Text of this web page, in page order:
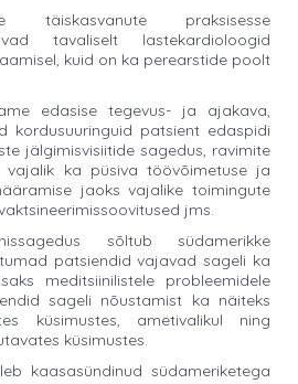
täiskasvanute praksisesse
tavaliselt lastekardioloogid
kuid on ka perearstide poolt
edasise tegevus- ja ajakava,
kordusuuringuid patsient edaspidi
jälgimisvisiitide sagedus, ravimite
vajalik ka püsiva töövõimetuse ja
jaoks vajalike toimingute
jms.
sõltub südamerikke
patsiendid vajavad sageli ka
meditsiinilistele probleemidele
sageli nõustamist ka näiteks
küsimustes, ametivalikul ning
küsimustes.
kaasasündinud südameriketega